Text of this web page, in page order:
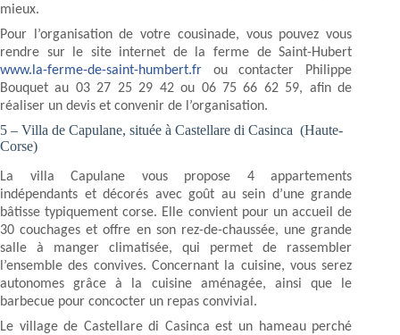
mieux.
Pour l’organisation de votre cousinade, vous pouvez vous
rendre sur le site internet de la ferme de Saint-Hubert
www.la-ferme-de-saint-humbert.fr ou contacter Philippe
Bouquet au 03 27 25 29 42 ou 06 75 66 62 59, afin de
réaliser un devis et convenir de l’organisation.
5 – Villa de Capulane, située à Castellare di Casinca (Haute-
Corse)
La villa Capulane vous propose 4 appartements
indépendants et décorés avec goût au sein d’une grande
bâtisse typiquement corse. Elle convient pour un accueil de
30 couchages et offre en son rez-de-chaussée, une grande
salle à manger climatisée, qui permet de rassembler
l’ensemble des convives. Concernant la cuisine, vous serez
autonomes grâce à la cuisine aménagée, ainsi que le
barbecue pour concocter un repas convivial.
Le village de Castellare di Casinca est un hameau perché